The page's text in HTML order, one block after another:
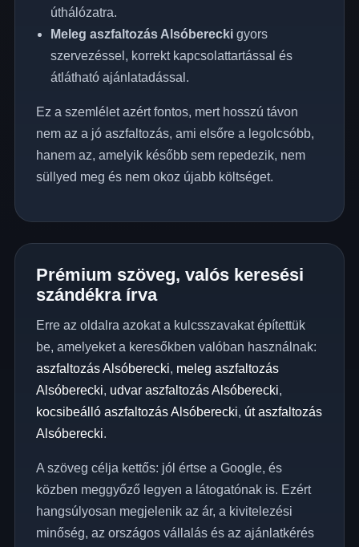
úthálózatra.
Meleg aszfaltozás Alsóbereckigyors
szervezéssel, korrekt kapcsolattartással és
átlátható ajánlatadással.
Ez a szemlélet azért fontos, mert hosszú távon
nem az a jó aszfaltozás, ami elsőre a legolcsóbb,
hanem az, amelyik később sem repedezik, nem
süllyed meg és nem okoz újabb költséget.
Prémium szöveg, valós keresési
szándékra írva
Erre az oldalra azokat a kulcsszavakat építettük
be, amelyeket a keresőkben valóban használnak:
aszfaltozás Alsóberecki, meleg aszfaltozás
Alsóberecki, udvar aszfaltozás Alsóberecki,
kocsibeálló aszfaltozás Alsóberecki, út aszfaltozás
Alsóberecki.
A szöveg célja kettős: jól értse a Google, és
közben meggyőző legyen a látogatónak is. Ezért
hangsúlyosan megjelenik az ár, a kivitelezési
minőség, az országos vállalás és az ajánlatkérés